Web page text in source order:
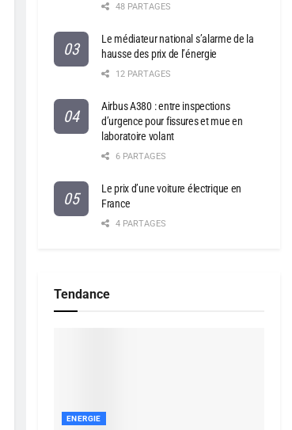
48 PARTAGES
Le médiateur national s’alarme de la
hausse des prix de l’énergie
12 PARTAGES
Airbus A380 : entre inspections
d’urgence pour fissures et mue en
laboratoire volant
6 PARTAGES
Le prix d’une voiture électrique en
France
4 PARTAGES
Tendance
ENERGIE